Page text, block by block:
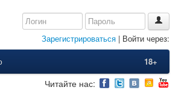
Зарегистрироваться | Войти через:
18+
Читайте нас: